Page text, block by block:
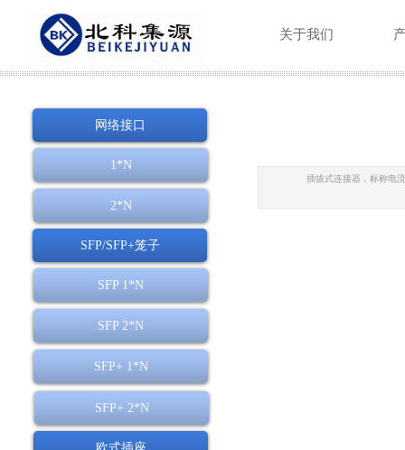
网络接口
插拔式连接器，标称电
1*N
2*N
SFP/SFP+笼子
SFP 1*N
SFP 2*N
SFP+ 1*N
SFP+ 2*N
关于我们